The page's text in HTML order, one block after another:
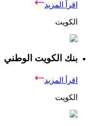
اقرأ المزيد
الكويت
بنك الكويت الوطني
اقرأ المزيد
الكويت